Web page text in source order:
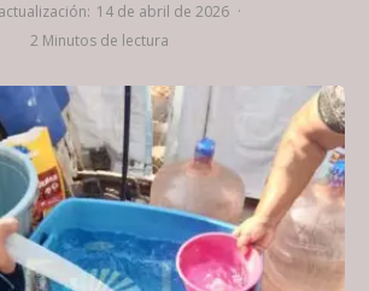
14 de abril de 2026 ·
2 Minutos de lectura